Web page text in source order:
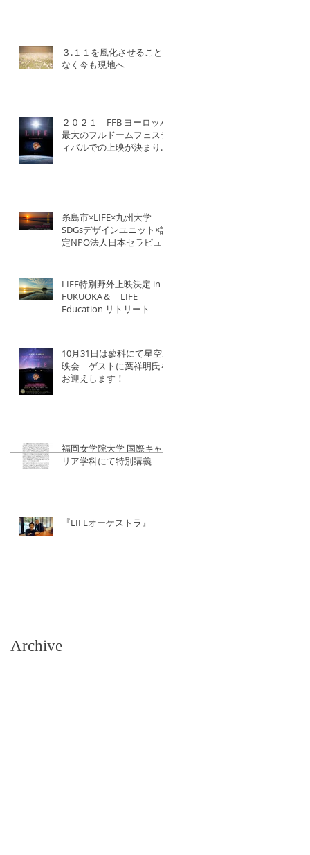
３.１１を風化させること
なく今も現地へ
２０２１ FFB ヨーロッパ
最大のフルドームフェステ
ィバルでの上映が決まりま
糸島市×LIFE×九州大学
SDGsデザインユニット×認
定NPO法人日本セラピュー
LIFE特別野外上映決定 in
FUKUOKA＆ LIFE
Education リトリート
10月31日は蓼科にて星空上
映会 ゲストに葉祥明氏を
お迎えします！
福岡女学院大学 国際キャ
リア学科にて特別講義
『LIFEオーケストラ』
Archive